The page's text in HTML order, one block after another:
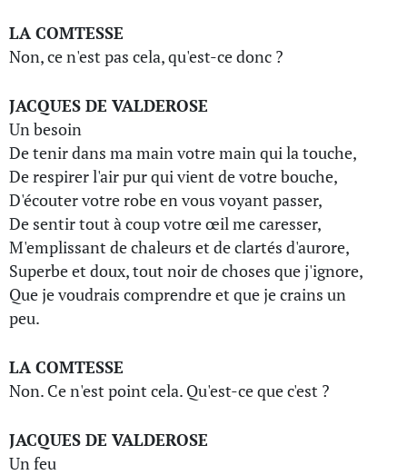
LA COMTESSE
Non, ce n'est pas cela, qu'est-ce donc ?
JACQUES DE VALDEROSE
Un besoin
De tenir dans ma main votre main qui la touche,
De respirer l'air pur qui vient de votre bouche,
D'écouter votre robe en vous voyant passer,
De sentir tout à coup votre œil me caresser,
M'emplissant de chaleurs et de clartés d'aurore,
Superbe et doux, tout noir de choses que j'ignore,
Que je voudrais comprendre et que je crains un
peu.
LA COMTESSE
Non. Ce n'est point cela. Qu'est-ce que c'est ?
JACQUES DE VALDEROSE
Un feu